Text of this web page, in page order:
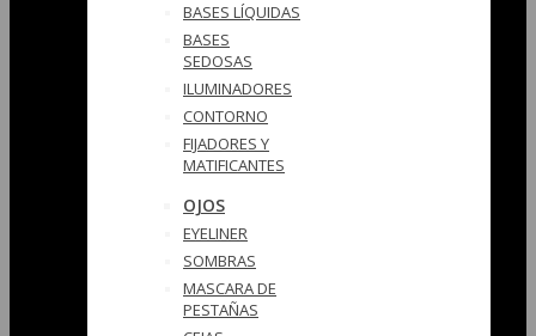
BASES LÍQUIDAS
BASES
SEDOSAS
ILUMINADORES
CONTORNO
FIJADORES Y
MATIFICANTES
OJOS
EYELINER
SOMBRAS
MASCARA DE
PESTAÑAS